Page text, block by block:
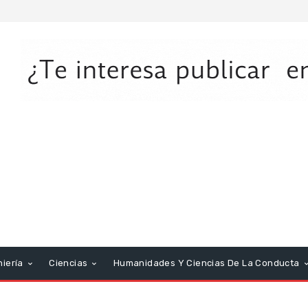
Ciencias Humanidades Y Ciencias De La Conducta